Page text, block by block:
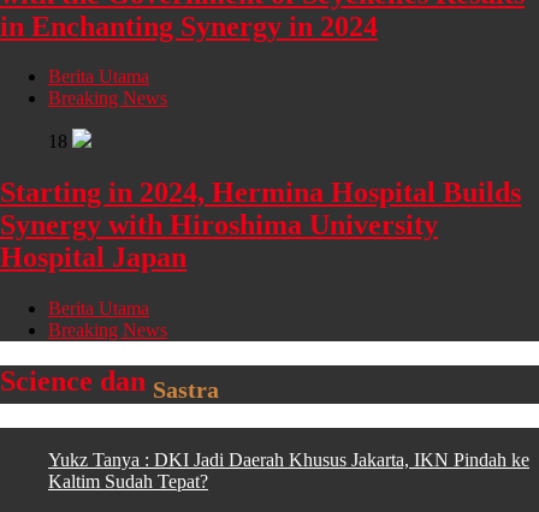
in Enchanting Synergy in 2024
Berita Utama
Breaking News
18
Starting in 2024, Hermina Hospital Builds
Synergy with Hiroshima University
Hospital Japan
Berita Utama
Breaking News
Science dan Sastra
Yukz Tanya : DKI Jadi Daerah Khusus Jakarta, IKN Pindah ke
Kaltim Sudah Tepat?